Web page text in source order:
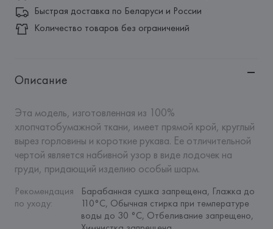
Быстрая доставка по Беларуси и России
Количество товаров без ограничений
Описание
Эта модель, изготовленная из 100%
хлопчатобумажной ткани, имеет прямой крой, круглый
вырез горловины и короткие рукава. Ее отличительной
чертой является набивной узор в виде лодочек на
груди, придающий изделию особый шарм.
Рекомендация
по уходу:
Барабанная сушка запрещена, Глажка до
110°C, Обычная стирка при температуре
воды до 30 °C, Отбеливание запрещено,